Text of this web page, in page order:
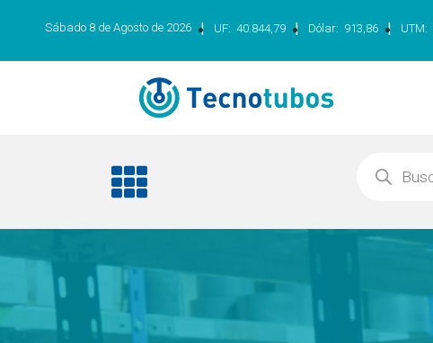
Sábado 8 de Agosto de 2026 | UF: 40.844,79 | Dólar: 913,86 | UTM: